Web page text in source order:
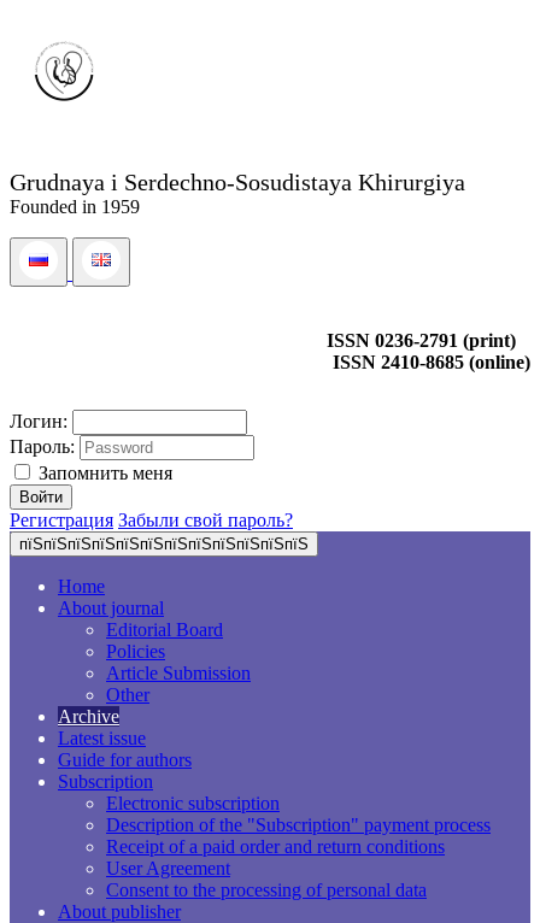
Grudnaya i Serdechno-Sosudistaya Khirurgiya
Founded in 1959
ISSN 0236-2791 (print)
ISSN 2410-8685 (online)
Логин:
Пароль:
Запомнить меня
Регистрация Забыли свой пароль?
пїЅпїЅпїЅпїЅпїЅпїЅпїЅпїЅпїЅпїЅпїЅпїЅ
Home
About journal
Editorial Board
Policies
Article Submission
Other
Archive
Latest issue
Guide for authors
Subscription
Electronic subscription
Description of the "Subscription" payment process
Receipt of a paid order and return conditions
User Agreement
Consent to the processing of personal data
About publisher